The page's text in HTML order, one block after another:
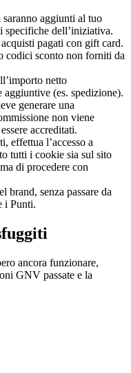
aggiunti al tuo
specifiche dell’iniziativa.
pagati con gift card.
codici sconto non forniti da
netto
aggiuntive (es. spedizione).
generare una
non viene
accreditati.
effettua l’accesso a
tutti i cookie sia sul sito
di procedere con
brand, senza passare da
i Punti.
ancora funzionare,
GNV passate e la